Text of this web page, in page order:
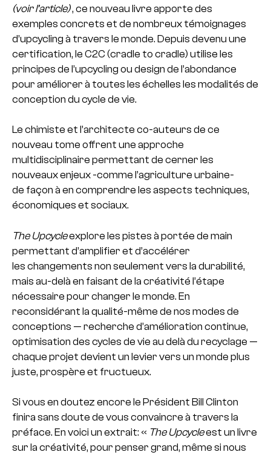
(voir l’article), ce nouveau livre apporte des
exemples concrets et de nombreux témoignages
d’upcycling à travers le monde. Depuis devenu une
certification, le C2C (cradle to cradle) utilise les
principes de l’upcycling ou design de l’abondance
pour améliorer à toutes les échelles les modalités de
conception du cycle de vie.
Le chimiste et l’architecte co-auteurs de ce
nouveau tome offrent une approche
multidisciplinaire permettant de cerner les
nouveaux enjeux -comme l’agriculture urbaine-
de façon à en comprendre les aspects techniques,
économiques et sociaux.
The Upcycleexplore les pistes à portée de main
permettant d’amplifier et d’accélérer
les changements non seulement vers la durabilité,
mais au-delà en faisant de la créativité l’étape
nécessaire pour changer le monde. En
reconsidérant la qualité-même de nos modes de
conceptions — recherche d’amélioration continue,
optimisation des cycles de vie au delà du recyclage —
chaque projet devient un levier vers un monde plus
juste, prospère et fructueux.
Si vous en doutez encore le Président Bill Clinton
finira sans doute de vous convaincre à travers la
préface. En voici un extrait: « The Upcycleest un livre
sur la créativité, pour penser grand, même si nous